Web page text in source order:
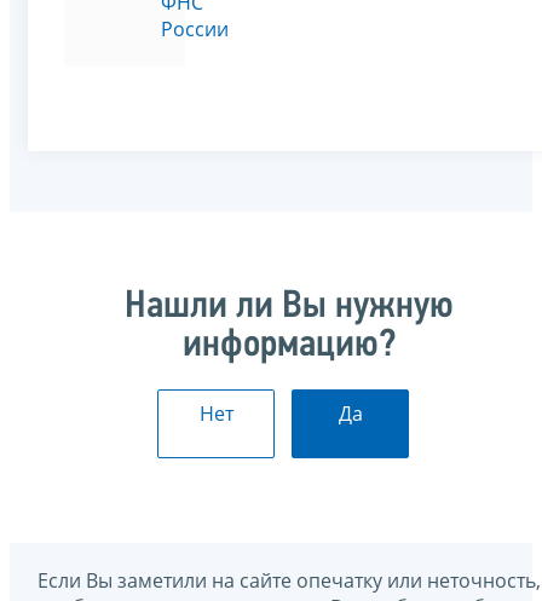
России
Нашли ли Вы нужную
информацию?
Нет Да
Если Вы заметили на сайте опечатку или неточность,